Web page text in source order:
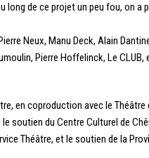
long de ce projet un peu fou, on a
Neux, Manu Deck, Alain
Pierre Hoffelinck, Le CLUB,
en coproduction avec le Théâtre
soutien du Centre Culturel de
Théâtre, et le soutien de la